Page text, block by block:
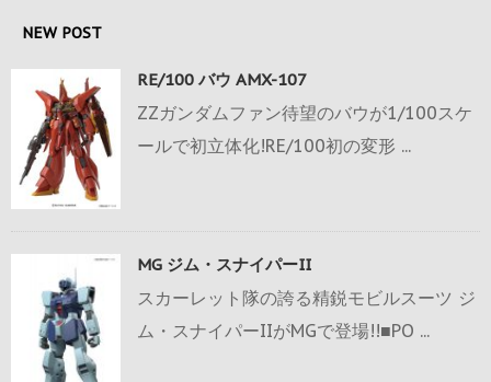
NEW POST
RE/100 バウ AMX-107
ZZガンダムファン待望のバウが1/100スケ
ールで初立体化!RE/100初の変形 ...
MG ジム・スナイパーII
スカーレット隊の誇る精鋭モビルスーツ ジ
ム・スナイパーIIがMGで登場!!■PO ...